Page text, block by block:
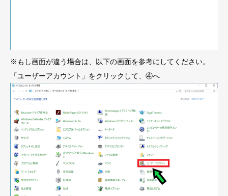
※もし画面が違う場合は、以下の画面を参考にしてください。
「ユーザーアカウント」をクリックして、④へ